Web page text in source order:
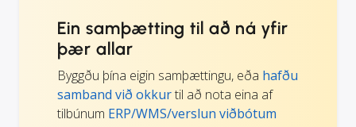
Ein samþætting til að ná yfir
þær allar
Byggðu þína eigin samþættingu, eða hafðu
samband við okkurtil að nota eina af
tilbúnum ERP/WMS/verslun viðbótum